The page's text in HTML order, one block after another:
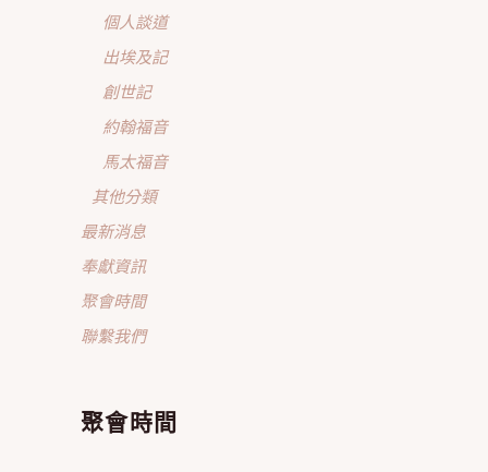
個人談道
出埃及記
創世記
約翰福音
馬太福音
其他分類
最新消息
奉獻資訊
聚會時間
聯繫我們
聚會時間